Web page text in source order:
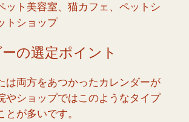
ット美容室、猫カフェ、ペットシ
トショップ
の選定ポイント
は両方をあつかったカレンダーが
やショップではこのようなタイプ
とが多いです。